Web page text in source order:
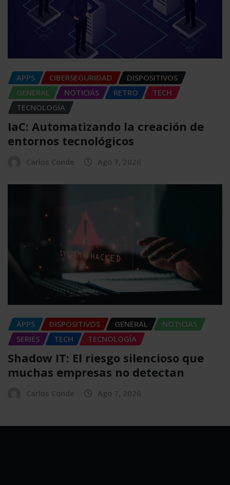
APPS CIBERSEGURIDAD
DISPOSITIVOS
GENERAL
NOTICIAS RETRO
TECH
TECNOLOGÍA
IaC: Automatizando la creación de
entornos tecnológicos
Carlos Conde Ago 7, 2026
APPS DISPOSITIVOS GENERAL
NOTICIAS
SERIES
TECH TECNOLOGÍA
Shadow IT: El riesgo silencioso que
muchas empresas no detectan
Carlos Conde Ago 7, 2026